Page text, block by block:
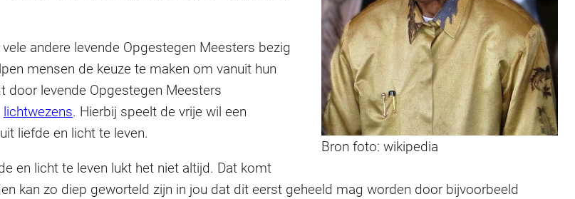
Bron foto: wikipedia
andere levende Opgestegen Meesters bezig
mensen de keuze te maken om vanuit hun
door levende Opgestegen Meesters
lichtwezens. Hierbij speelt de vrije wil een
liefde en licht te leven.
en licht te leven lukt het niet altijd. Dat komt
kan zo diep geworteld zijn in jou dat dit eerst geheeld mag worden door bijvoorbeeld